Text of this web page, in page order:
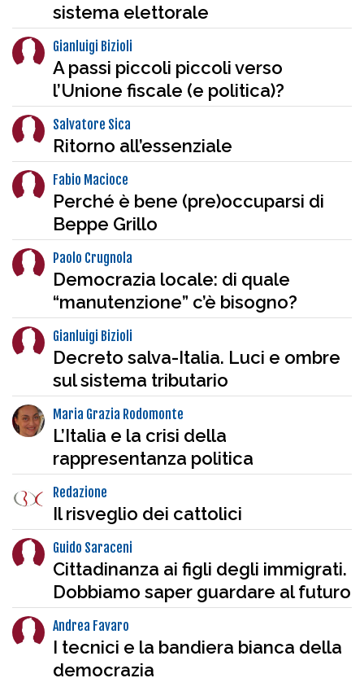
sistema elettorale
Gianluigi Bizioli
A passi piccoli piccoli verso
l’Unione fiscale (e politica)?
Salvatore Sica
Ritorno all’essenziale
Fabio Macioce
Perché è bene (pre)occuparsi di
Beppe Grillo
Paolo Crugnola
Democrazia locale: di quale
“manutenzione” c’è bisogno?
Gianluigi Bizioli
Decreto salva-Italia. Luci e ombre
sul sistema tributario
Maria Grazia Rodomonte
L’Italia e la crisi della
rappresentanza politica
Redazione
Il risveglio dei cattolici
Guido Saraceni
Cittadinanza ai figli degli immigrati.
Dobbiamo saper guardare al futuro
Andrea Favaro
I tecnici e la bandiera bianca della
democrazia